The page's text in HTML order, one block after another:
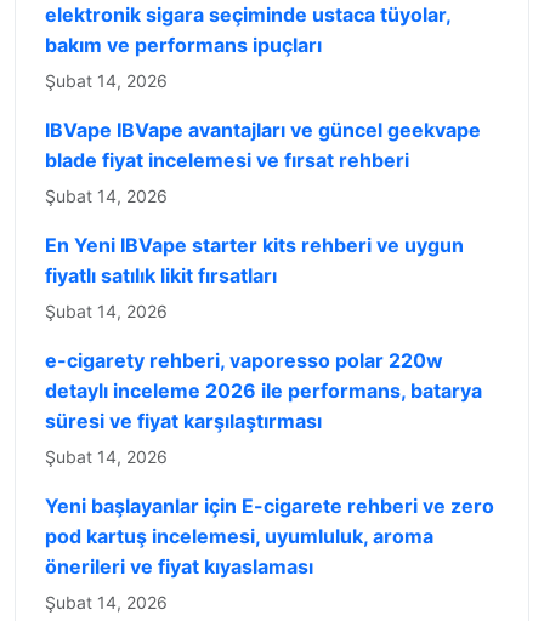
elektronik sigara seçiminde ustaca tüyolar,
bakım ve performans ipuçları
Şubat 14, 2026
IBVape IBVape avantajları ve güncel geekvape
blade fiyat incelemesi ve fırsat rehberi
Şubat 14, 2026
En Yeni IBVape starter kits rehberi ve uygun
fiyatlı satılık likit fırsatları
Şubat 14, 2026
e-cigarety rehberi, vaporesso polar 220w
detaylı inceleme 2026 ile performans, batarya
süresi ve fiyat karşılaştırması
Şubat 14, 2026
Yeni başlayanlar için E-cigarete rehberi ve zero
pod kartuş incelemesi, uyumluluk, aroma
önerileri ve fiyat kıyaslaması
Şubat 14, 2026